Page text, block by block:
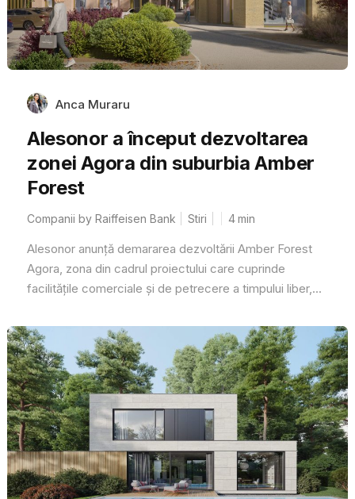
Anca Muraru
Alesonor a început dezvoltarea
zonei Agora din suburbia Amber
Forest
Companii by Raiffeisen Bank Stiri 4min
Alesonor anunță demararea dezvoltării Amber Forest
Agora, zona din cadrul proiectului care cuprinde
facilitățile comerciale și de petrecere a timpului liber,...